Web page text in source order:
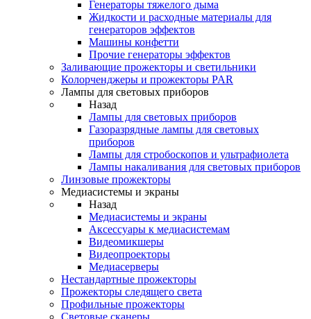
Генераторы тяжелого дыма
Жидкости и расходные материалы для
генераторов эффектов
Машины конфетти
Прочие генераторы эффектов
Заливающие прожекторы и светильники
Колорченджеры и прожекторы PAR
Лампы для световых приборов
Назад
Лампы для световых приборов
Газоразрядные лампы для световых
приборов
Лампы для стробоскопов и ультрафиолета
Лампы накаливания для световых приборов
Линзовые прожекторы
Медиасистемы и экраны
Назад
Медиасистемы и экраны
Аксессуары к медиасистемам
Видеомикшеры
Видеопроекторы
Медиасерверы
Нестандартные прожекторы
Прожекторы следящего света
Профильные прожекторы
Световые сканеры